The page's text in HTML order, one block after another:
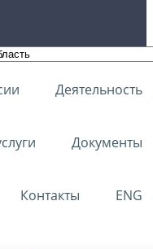
Деятельность
Документы
Контакты ENG